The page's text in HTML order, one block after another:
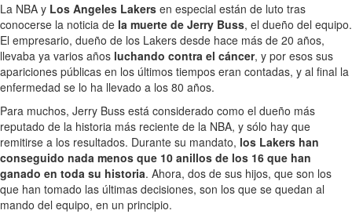
La NBA y Los Angeles Lakers en especial están de luto tras
conocerse la noticia de la muerte de Jerry Buss, el dueño del equipo.
El empresario, dueño de los Lakers desde hace más de 20 años,
llevaba ya varios años luchando contra el cáncer, y por esos sus
apariciones públicas en los últimos tiempos eran contadas, y al final la
enfermedad se lo ha llevado a los 80 años.
Para muchos, Jerry Buss está considerado como el dueño más
reputado de la historia más reciente de la NBA, y sólo hay que
remitirse a los resultados. Durante su mandato, los Lakers han
conseguido nada menos que 10 anillos de los 16 que han
ganado en toda su historia. Ahora, dos de sus hijos, que son los
que han tomado las últimas decisiones, son los que se quedan al
mando del equipo, en un principio.